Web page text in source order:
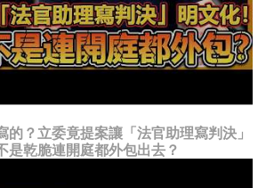
的？立委竟提案讓「法官助理寫判決」
是乾脆連開庭都外包出去？